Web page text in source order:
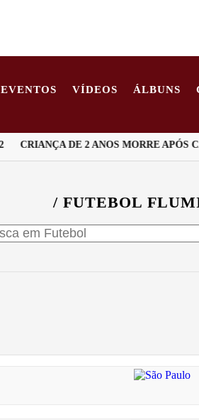
EVENTOS VÍDEOS ÁLBUNS
CRIANÇA DE 2 ANOS MORRE APÓS
/ FUTEBOL